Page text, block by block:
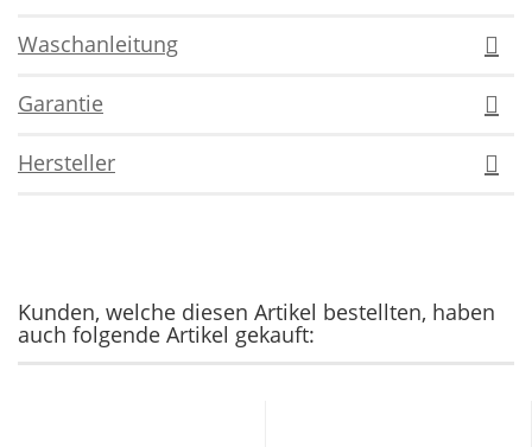
Waschanleitung
Garantie
Hersteller
Kunden, welche diesen Artikel bestellten, haben
auch folgende Artikel gekauft: